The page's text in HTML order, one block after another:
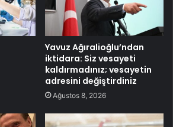
Yavuz Ağıralioğlu’ndan
iktidara: Siz vesayeti
kaldırmadınız; vesayetin
adresini değiştirdiniz
Ağustos 8, 2026